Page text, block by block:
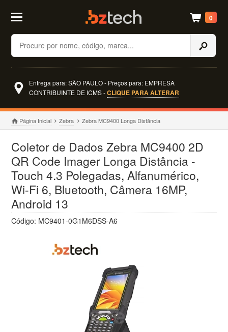
Buscar
0
Entrega para: SÃO PAULO - Preços para: EMPRESA
CONTRIBUINTE DE ICMS -CLIQUE PARA ALTERAR
Página Inicial Zebra Zebra MC9400 Longa Distância
Coletor de Dados Zebra MC9400 2D
QR Code Imager Longa Distância -
Touch 4.3 Polegadas, Alfanumérico,
Wi-Fi 6, Bluetooth, Câmera 16MP,
Android 13
Código: MC9401-0G1M6DSS-A6